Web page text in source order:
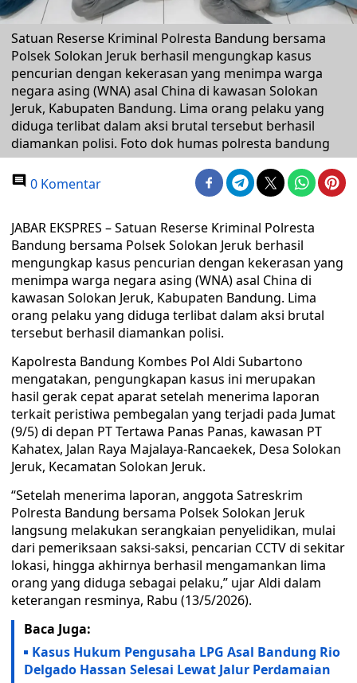
Satuan Reserse Kriminal Polresta Bandung bersama
Polsek Solokan Jeruk berhasil mengungkap kasus
pencurian dengan kekerasan yang menimpa warga
negara asing (WNA) asal China di kawasan Solokan
Jeruk, Kabupaten Bandung. Lima orang pelaku yang
diduga terlibat dalam aksi brutal tersebut berhasil
diamankan polisi. Foto dok humas polresta bandung
0 Komentar
JABAR EKSPRES – Satuan Reserse Kriminal Polresta
Bandung bersama Polsek Solokan Jeruk berhasil
mengungkap kasus pencurian dengan kekerasan yang
menimpa warga negara asing (WNA) asal China di
kawasan Solokan Jeruk, Kabupaten Bandung. Lima
orang pelaku yang diduga terlibat dalam aksi brutal
tersebut berhasil diamankan polisi.
Kapolresta Bandung Kombes Pol Aldi Subartono
mengatakan, pengungkapan kasus ini merupakan
hasil gerak cepat aparat setelah menerima laporan
terkait peristiwa pembegalan yang terjadi pada Jumat
(9/5) di depan PT Tertawa Panas Panas, kawasan PT
Kahatex, Jalan Raya Majalaya-Rancaekek, Desa Solokan
Jeruk, Kecamatan Solokan Jeruk.
“Setelah menerima laporan, anggota Satreskrim
Polresta Bandung bersama Polsek Solokan Jeruk
langsung melakukan serangkaian penyelidikan, mulai
dari pemeriksaan saksi-saksi, pencarian CCTV di sekitar
lokasi, hingga akhirnya berhasil mengamankan lima
orang yang diduga sebagai pelaku,” ujar Aldi dalam
keterangan resminya, Rabu (13/5/2026).
Baca Juga:
Kasus Hukum Pengusaha LPG Asal Bandung Rio
Delgado Hassan Selesai Lewat Jalur Perdamaian